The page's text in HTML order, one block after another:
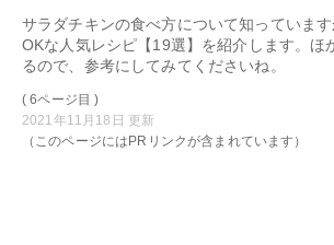
サラダチキンの食べ方について知っていま
OKな人気レシピ【19選】を紹介します。
るので、参考にしてみてくださいね。
( 6ページ目 )
2021年11月18日 更新
（このページにはPRリンクが含まれています）